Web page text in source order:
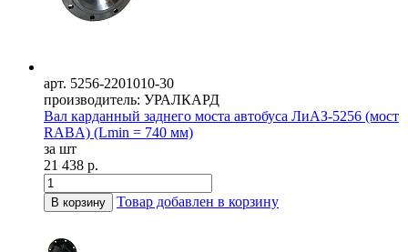
арт. 5256-2201010-30
производитель: УРАЛКАРД
Вал карданный заднего моста автобуса ЛиАЗ-5256 (мост
RABA) (Lmin = 740 мм)
за шт
21 438 р.
В корзину Товар добавлен в корзину